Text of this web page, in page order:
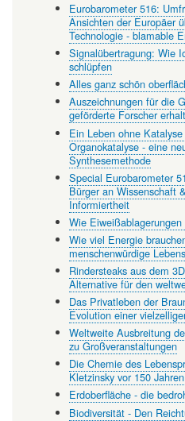
Eurobarometer 516:
Ansichten der Europäer
Technologie - blamable
Signalübertragung: Wie
schlüpfen
Alles ganz schön
Auszeichnungen für die
geförderte Forscher
Ein Leben ohne
Organokatalyse - eine
Synthesemethode
Special Eurobarometer
Bürger an Wissenschaft
Informiertheit
Wie
Wie viel Energie
menschenwürdige
Rindersteaks aus dem
Alternative für den
Das Privatleben der
Evolution einer
Weltweite Ausbreitung
zu Großveranstaltungen
Die Chemie des
Kletzinsky vor 150 Jahren
Erdoberfläche - die
Biodiversität - Den